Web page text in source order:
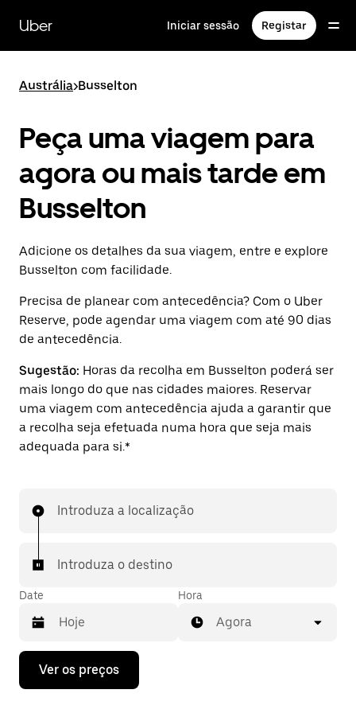
para
conteúdo
Uber Iniciar sessão Registar
Austrália>Busselton
Peça uma viagem para
agora ou mais tarde em
Busselton
Adicione os detalhes da sua viagem, entre e explore
Busselton com facilidade.
Precisa de planear com antecedência? Com o Uber
Reserve, pode agendar uma viagem com até 90 dias
de antecedência.
Sugestão: Horas da recolha em Busselton poderá ser
mais longo do que nas cidades maiores. Reservar
uma viagem com antecedência ajuda a garantir que
a recolha seja efetuada numa hora que seja mais
adequada para si.*
Introduza a localização
Introduza o destino
Date
Prima
tecla
Hora
Agora
Ver os preços